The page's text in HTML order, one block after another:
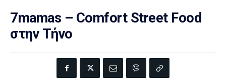
7mamas – Comfort Street Food
στην Τήνο